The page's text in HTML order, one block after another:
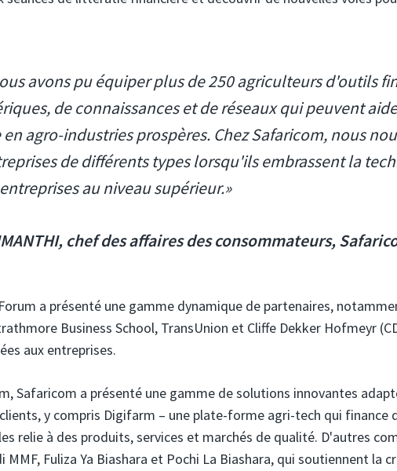
avons pu équiper plus de 250 agriculteurs d'outils
de connaissances et de réseaux qui peuvent
agro-industries prospères. Chez Safaricom, nous
de différents types lorsqu'ils embrassent la
au niveau supérieur.»
chef des affaires des consommateurs,
Forum a présenté une gamme dynamique de partenaires,
Business School, TransUnion et Cliffe Dekker Hofmeyr
aux entreprises.
Safaricom a présenté une gamme de solutions innovantes
y compris Digifarm – une plate-forme agri-tech qui finance
relie à des produits, services et marchés de qualité. D'autres
Fuliza Ya Biashara et Pochi La Biashara, qui soutiennent la